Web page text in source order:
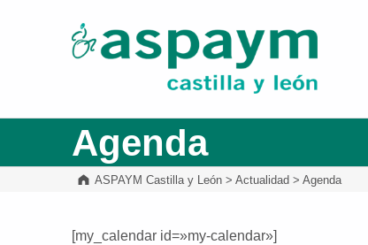
ASPAYM Castilla y León
Agenda
ASPAYM Castilla y León >Actualidad >Agenda
[my_calendar id=»my-calendar»]